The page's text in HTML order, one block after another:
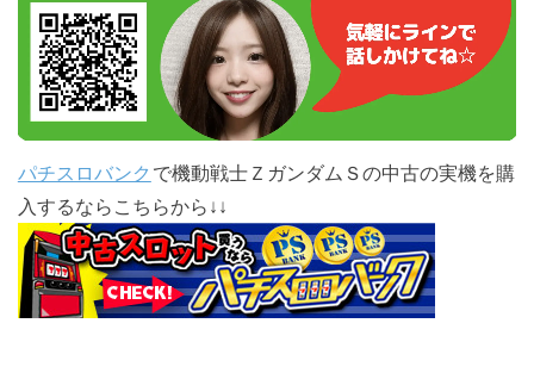
パチスロバンク で機動戦士ＺガンダムＳの中古の実機を購
入するならこちらから↓↓